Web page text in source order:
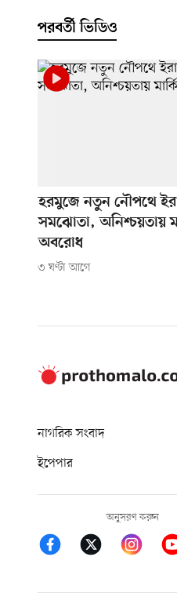
পরবর্তী ভিডিও
হরমুজে নতুন নৌপথে
সমঝোতা, অনিশ্চয়তায়
অবরোধ
৩ ঘণ্টা আগে
নাগরিক সংবাদ
ইপেপার
অনুসরণ করুন